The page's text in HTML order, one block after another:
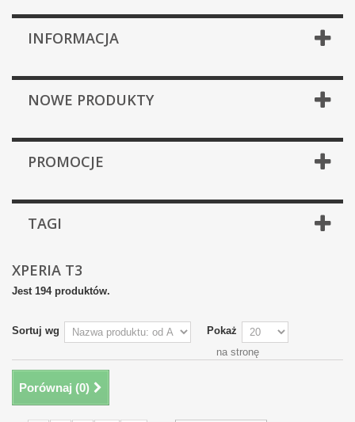
INFORMACJA
NOWE PRODUKTY
PROMOCJE
TAGI
XPERIA T3
Jest 194 produktów.
Sortuj wg
Pokaż
na stronę
Porównaj (0)